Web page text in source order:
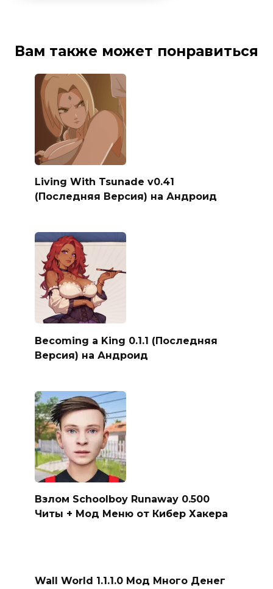
Вам также может понравиться
Living With Tsunade v0.41
(Последняя Версия) на Андроид
Becoming a King 0.1.1 (Последняя
Версия) на Андроид
Взлом Schoolboy Runaway 0.500
Читы + Мод Меню от Кибер Хакера
Wall World 1.1.1.0 Мод Много Денег